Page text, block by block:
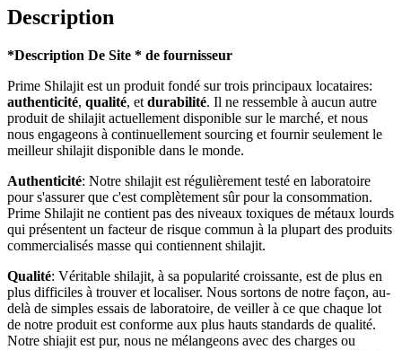
Description
*Description De Site * de fournisseur
Prime Shilajit est un produit fondé sur trois principaux locataires:
authenticité, qualité, et durabilité. Il ne ressemble à aucun autre
produit de shilajit actuellement disponible sur le marché, et nous
nous engageons à continuellement sourcing et fournir seulement le
meilleur shilajit disponible dans le monde.
Authenticité: Notre shilajit est régulièrement testé en laboratoire
pour s'assurer que c'est complètement sûr pour la consommation.
Prime Shilajit ne contient pas des niveaux toxiques de métaux lourds
qui présentent un facteur de risque commun à la plupart des produits
commercialisés masse qui contiennent shilajit.
Qualité: Véritable shilajit, à sa popularité croissante, est de plus en
plus difficiles à trouver et localiser. Nous sortons de notre façon, au-
delà de simples essais de laboratoire, de veiller à ce que chaque lot
de notre produit est conforme aux plus hauts standards de qualité.
Notre shiajit est pur, nous ne mélangeons avec des charges ou